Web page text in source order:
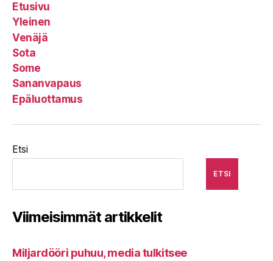
Etusivu
Yleinen
Venäjä
Sota
Some
Sananvapaus
Epäluottamus
Etsi
ETSI
Viimeisimmät artikkelit
Miljardööri puhuu, media tulkitsee